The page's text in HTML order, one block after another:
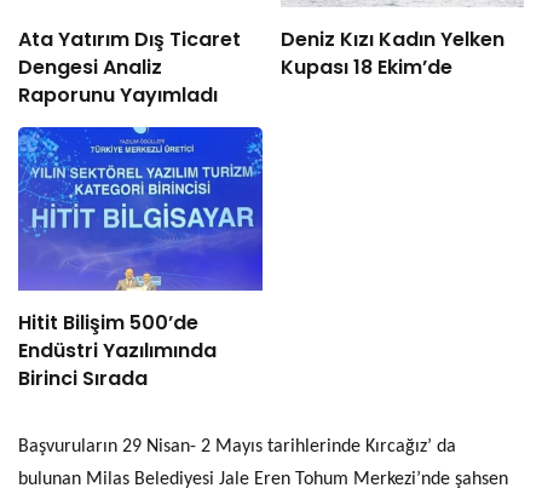
Ata Yatırım Dış Ticaret
Dengesi Analiz
Raporunu Yayımladı
Deniz Kızı Kadın Yelken
Kupası 18 Ekim’de
Hitit Bilişim 500’de
Endüstri Yazılımında
Birinci Sırada
Başvuruların 29 Nisan- 2 Mayıs tarihlerinde Kırcağız’ da
bulunan Milas Belediyesi Jale Eren Tohum Merkezi’nde şahsen